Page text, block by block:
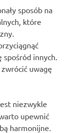
sposób na
które
innych.
uwagę
niezwykle
upewnić
harmonijne.